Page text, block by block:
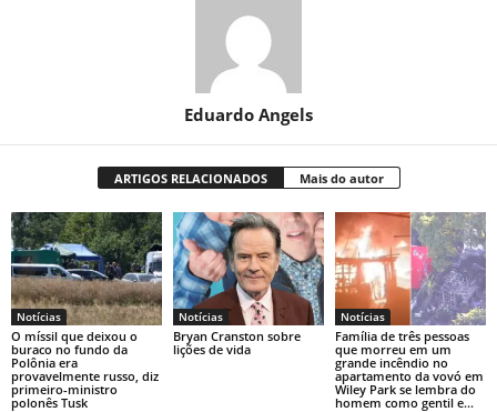
Eduardo Angels
ARTIGOS RELACIONADOS Mais do autor
Notícias
O míssil que deixou o
buraco no fundo da
Polônia era
provavelmente russo, diz
primeiro-ministro
polonês Tusk
Notícias
Bryan Cranston sobre
lições de vida
Notícias
Família de três pessoas
que morreu em um
grande incêndio no
apartamento da vovó em
Wiley Park se lembra do
homem como gentil e...